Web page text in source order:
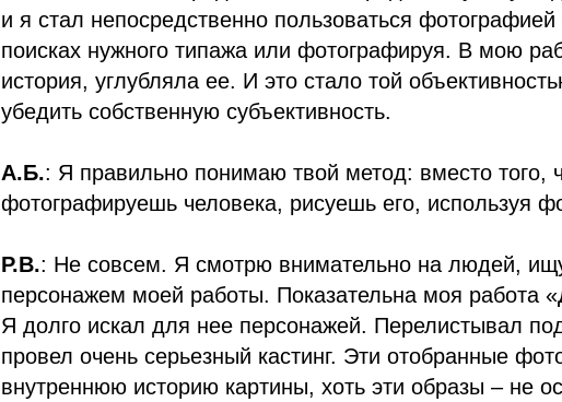
и я стал непосредственно пользоваться
поисках нужного типажа или фотографируя. В мою
история, углубляла ее. И это стало той
убедить собственную субъективность.
А.Б.: Я правильно понимаю твой метод: вместо того,
фотографируешь человека, рисуешь его, используя
Р.В.: Не совсем. Я смотрю внимательно на людей,
персонажем моей работы. Показательна моя работа
Я долго искал для нее персонажей. Перелистывал
провел очень серьезный кастинг. Эти отобранные
внутреннюю историю картины, хоть эти образы – не